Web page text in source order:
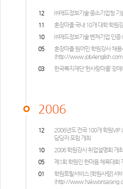
12
㈜애드정보기술 중소기업청 기
11
훈장마을 국내 10개 대학 학원
10
㈜애드정보기술 벤쳐기업 인증
05
훈장마을 원어민 학원강사 채
(http://www.job4english.com
03
한국복지재단 ‘한사랑마을’ 장
2006
12
2006년도 전국 100개 학원VIP
담당자 포럼 개최
10
2006 학원강사 취업설명회 개최
05
제1회 학원인 한마음 체육대회
01
학원토탈서비스 [학원사랑] 서
(http://